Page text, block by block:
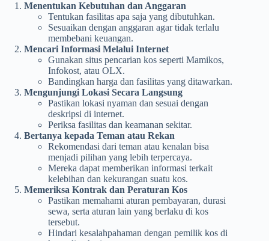
Menentukan Kebutuhan dan Anggaran
Tentukan fasilitas apa saja yang dibutuhkan.
Sesuaikan dengan anggaran agar tidak terlalu
membebani keuangan.
Mencari Informasi Melalui Internet
Gunakan situs pencarian kos seperti Mamikos,
Infokost, atau OLX.
Bandingkan harga dan fasilitas yang ditawarkan.
Mengunjungi Lokasi Secara Langsung
Pastikan lokasi nyaman dan sesuai dengan
deskripsi di internet.
Periksa fasilitas dan keamanan sekitar.
Bertanya kepada Teman atau Rekan
Rekomendasi dari teman atau kenalan bisa
menjadi pilihan yang lebih terpercaya.
Mereka dapat memberikan informasi terkait
kelebihan dan kekurangan suatu kos.
Memeriksa Kontrak dan Peraturan Kos
Pastikan memahami aturan pembayaran, durasi
sewa, serta aturan lain yang berlaku di kos
tersebut.
Hindari kesalahpahaman dengan pemilik kos di